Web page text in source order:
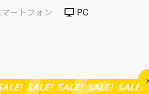
マートフォン PC